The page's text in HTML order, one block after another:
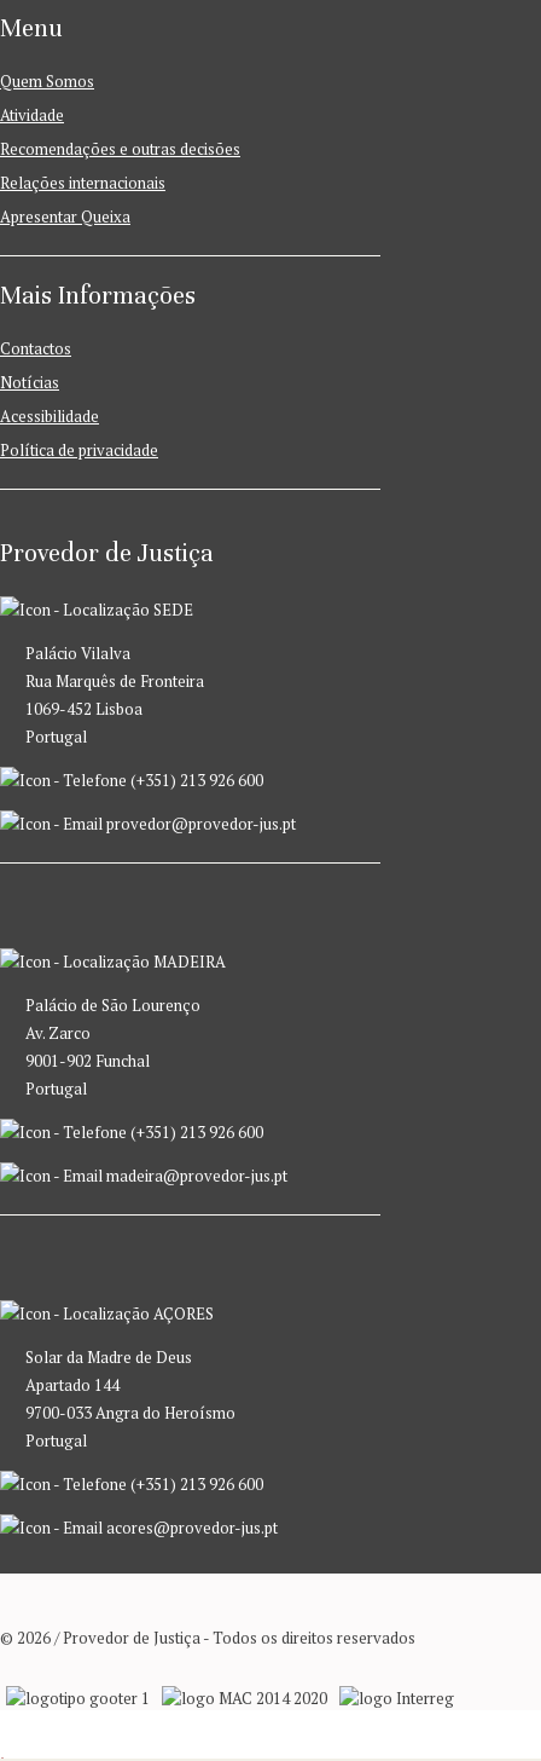
Menu
Quem Somos
Atividade
Recomendações e outras decisões
Relações internacionais
Apresentar Queixa
Mais Informações
Contactos
Notícias
Acessibilidade
Política de privacidade
Provedor de Justiça
SEDE
Palácio Vilalva
Rua Marquês de Fronteira
1069-452 Lisboa
Portugal
(+351) 213 926 600
provedor@provedor-jus.pt
MADEIRA
Palácio de São Lourenço
Av. Zarco
9001-902 Funchal
Portugal
(+351) 213 926 600
madeira@provedor-jus.pt
AÇORES
Solar da Madre de Deus
Apartado 144
9700-033 Angra do Heroísmo
Portugal
(+351) 213 926 600
acores@provedor-jus.pt
© 2026 / Provedor de Justiça - Todos os direitos reservados